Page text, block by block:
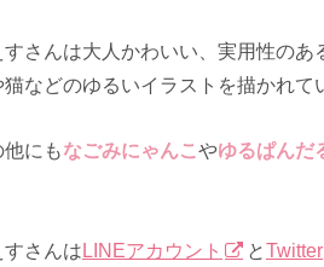
さんは大人かわいい、実用性の
などのゆるいイラストを描かれて
にもなごみにゃんこ やゆるぱんだ
さんはLINEアカウント とTwitter